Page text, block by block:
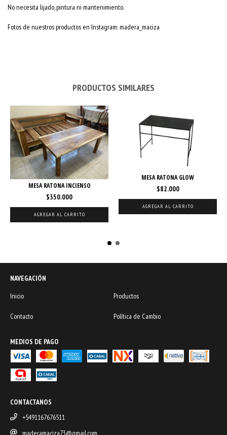
No necesita lijado, pintura ni mantenimiento.
Fotos de nuestros productos en Instagram: madera_maciza
PRODUCTOS SIMILARES
MESA RATONA INCIENSO
$350.000
MESA RATONA GLOW
$82.000
NAVEGACIÓN
Inicio
Productos
Contacto Política de Cambio
MEDIOS DE PAGO
CONTACTANOS
+5491167676511
maderamaciza73@gmail.com